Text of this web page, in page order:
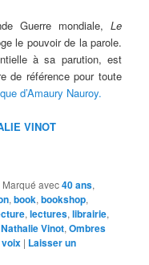
Guerre mondiale, Le
le pouvoir de la parole.
à sa parution, est
de référence pour toute
d’Amaury Nauroy.
VINOT
Marqué avec40 ans,
,book,bookshop,
,lectures,librairie,
Nathalie Vinot,Ombres
voix | Laisser un